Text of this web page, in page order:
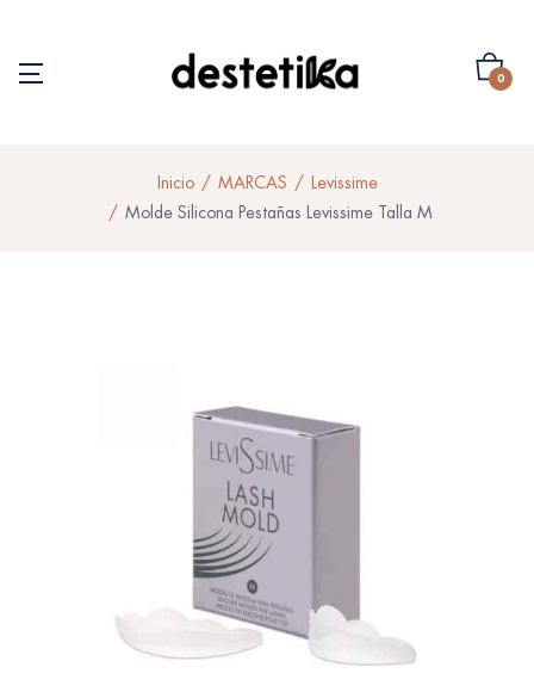
0
Inicio MARCAS
Levissime
Molde Silicona Pestañas Levissime Talla M